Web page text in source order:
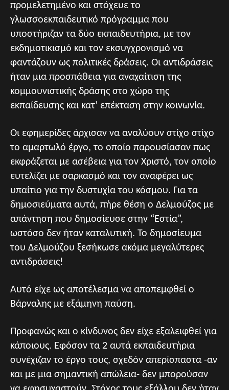
προμελετημένο και στόχευε το
γλωσσοεκπαιδευτικό πρόγραμμα που
υποστήριζαν τα δύο εκπαιδευτήρια, με τον
εκδημοτικισμό και τον εκσυγχρονισμό να
φαντάζουν ως πολιτικές δράσεις. Οι αντιδράσεις
ήταν μια προσπάθεια για αναχαίτιση της
κομμουνιστικής δράσης στο χώρο της
εκπαίδευσης και κατ’ επέκταση στην κοινωνία.
Οι εφημερίδες άρχισαν να αναλύουν στίχο στίχο
το αμαρτωλό έργο, το οποίο παρουσίασαν πως
εκφράζεται με ασέβεια για τον Χριστό, τον οποίο
ευτελίζει με σαρκασμό και τον αναφέρει ως
υπαίτιο για την δυστυχία του κόσμου. Για τα
δημοσιεύματα αυτά, πήρε θέση ο Δελμούζος με
απάντηση που δημοσίευσε στην “Εστία”,
ωστόσο δεν ήταν καταλυτική. Το δημοσίευμα
του Δελμούζου ξεσήκωσε ακόμα μεγαλύτερες
αντιδράσεις!
Αυτό είχε ως αποτέλεσμα να αποπεμφθεί ο
Βάρναλης με εξάμηνη παύση.
Προφανώς και ο κίνδυνος δεν είχε εξαλειφθεί για
κάποιους. Εφόσον τα 2 αυτά εκπαιδευτήρια
συνέχιζαν το έργο τους, σχεδόν απερίσπαστα -αν
και με μια σημαντική απώλεια- δεν μπορούσαν